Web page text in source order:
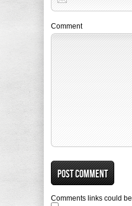
Comment
Comments links could be